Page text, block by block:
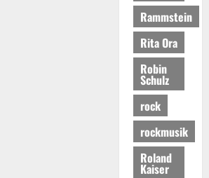
Rammstein
Rita Ora
Robin
Schulz
rock
rockmusik
Roland
Kaiser